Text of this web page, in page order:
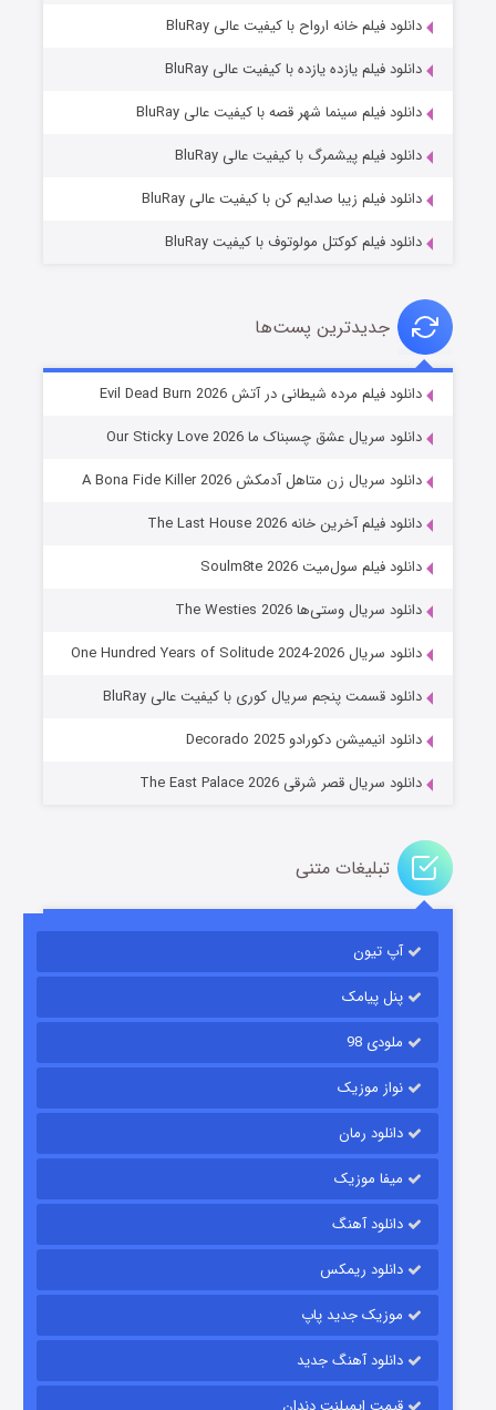
شوهر
قسمت۲ (زیرنویس) منتشر شد
شکست استوارت در نجات جهان
قسمت
دانلود فیلم خانه ارواح با کیفیت عالی BluRay
دانلود فیلم یازده یازده با کیفیت عالی BluRay
دانلود فیلم سینما شهر قصه با کیفیت عالی BluRay
دانلود فیلم پیشمرگ با کیفیت عالی BluRay
دانلود فیلم زیبا صدایم کن با کیفیت عالی BluRay
دانلود فیلم کوکتل مولوتوف با کیفیت BluRay
جدیدترین پست‌ها
دانلود فیلم مرده شیطانی در آتش Evil Dead Burn 2026
دانلود سریال عشق چسبناک ما Our Sticky Love 2026
دانلود سریال زن متاهل آدمکش A Bona Fide Killer 2026
دانلود فیلم آخرین خانه The Last House 2026
دانلود فیلم سول‌میت Soulm8te 2026
دانلود سریال وستی‌ها The Westies 2026
دانلود سریال One Hundred Years of Solitude 2024-2026
دانلود قسمت پنجم سریال کوری با کیفیت عالی BluRay
دانلود انیمیشن دکورادو Decorado 2025
دانلود سریال قصر شرقی The East Palace 2026
تبلیغات متنی
آپ تیون
پنل پیامک
ملودی 98
نواز موزیک
دانلود رمان
میفا موزیک
دانلود آهنگ
دانلود ریمکس
موزیک جدید پاپ
دانلود آهنگ جدید